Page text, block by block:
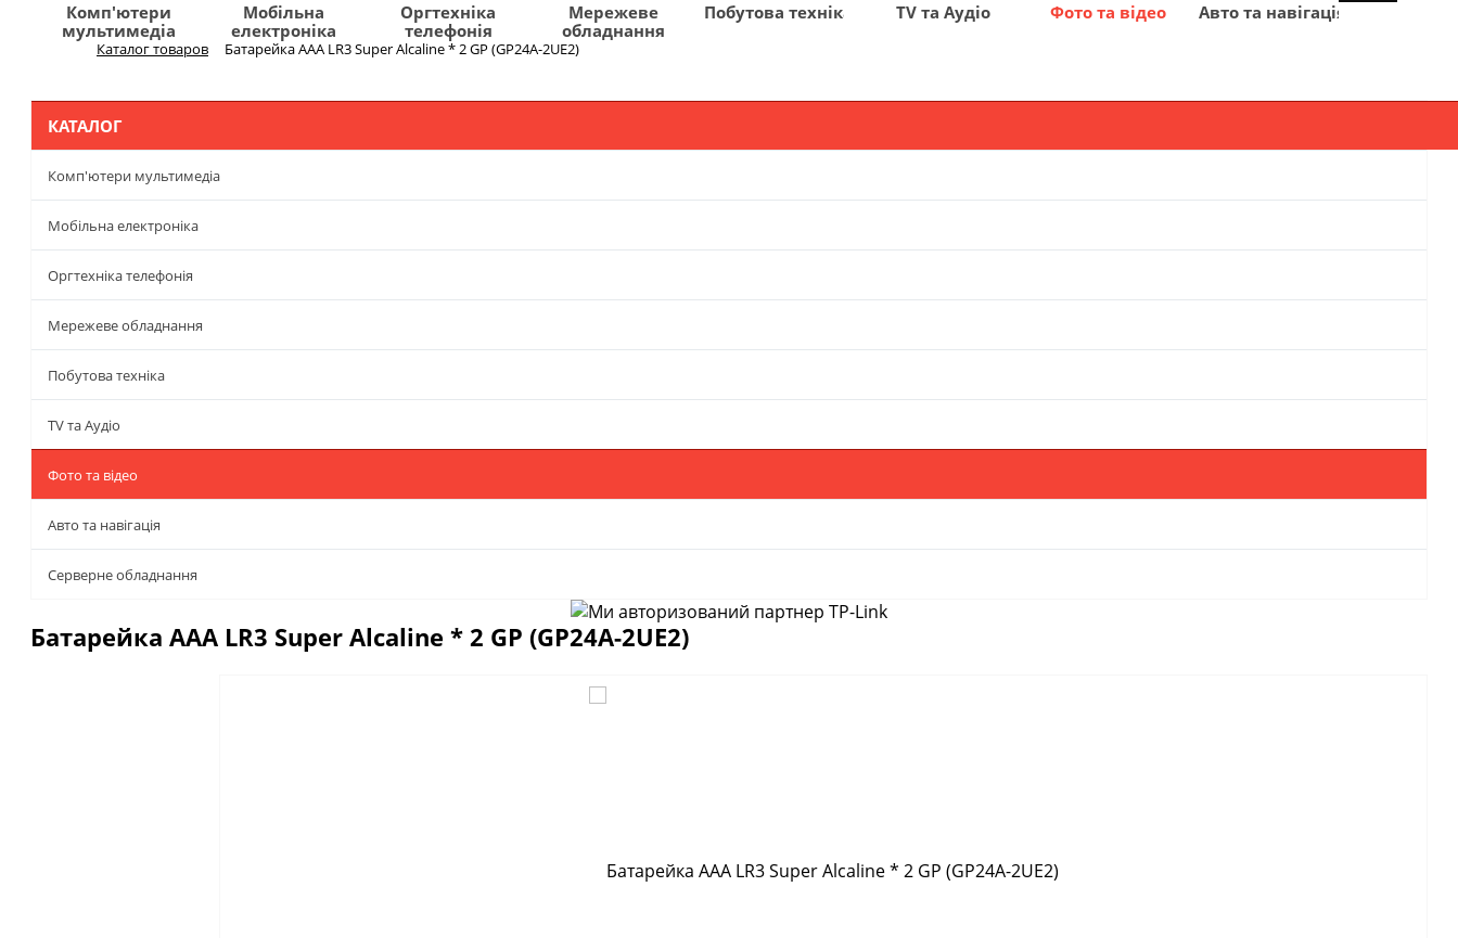
Комп'ютери
мультимедіа
Мобільна
електроніка
Оргтехніка
телефонія
Мережеве
обладнання
Побутова техніка TV та Аудіо Фото та відео Авто та навігація
Каталог товаров Батарейка AAA LR3 Super Alcaline * 2 GP (GP24A-2UE2)
КАТАЛОГ
Комп'ютери мультимедіа
Мобільна електроніка
Оргтехніка телефонія
Мережеве обладнання
Побутова техніка
TV та Аудіо
Фото та відео
Авто та навігація
Серверне обладнання
Батарейка AAA LR3 Super Alcaline * 2 GP (GP24A-2UE2)